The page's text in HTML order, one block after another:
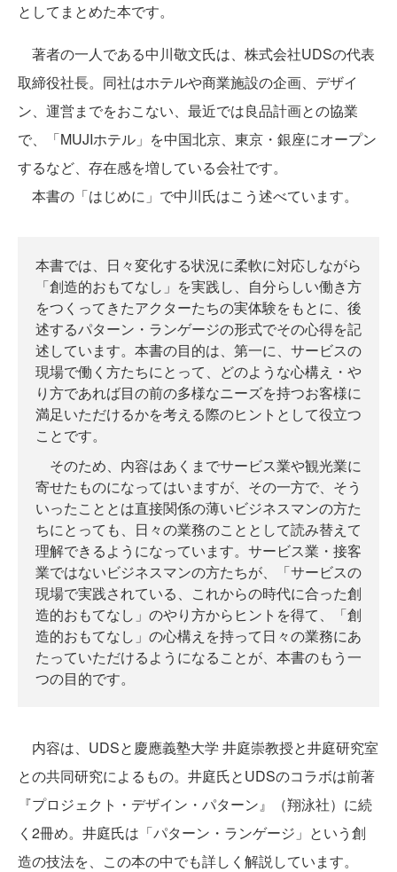
としてまとめた本です。
著者の一人である中川敬文氏は、株式会社UDSの代表
取締役社長。同社はホテルや商業施設の企画、デザイ
ン、運営までをおこない、最近では良品計画との協業
で、「MUJIホテル」を中国北京、東京・銀座にオープン
するなど、存在感を増している会社です。
本書の「はじめに」で中川氏はこう述べています。
本書では、日々変化する状況に柔軟に対応しながら
「創造的おもてなし」を実践し、自分らしい働き方
をつくってきたアクターたちの実体験をもとに、後
述するパターン・ランゲージの形式でその心得を記
述しています。本書の目的は、第一に、サービスの
現場で働く方たちにとって、どのような心構え・や
り方であれば目の前の多様なニーズを持つお客様に
満足いただけるかを考える際のヒントとして役立つ
ことです。
そのため、内容はあくまでサービス業や観光業に
寄せたものになってはいますが、その一方で、そう
いったこととは直接関係の薄いビジネスマンの方た
ちにとっても、日々の業務のこととして読み替えて
理解できるようになっています。サービス業・接客
業ではないビジネスマンの方たちが、「サービスの
現場で実践されている、これからの時代に合った創
造的おもてなし」のやり方からヒントを得て、「創
造的おもてなし」の心構えを持って日々の業務にあ
たっていただけるようになることが、本書のもう一
つの目的です。
内容は、UDSと慶應義塾大学 井庭崇教授と井庭研究室
との共同研究によるもの。井庭氏とUDSのコラボは前著
『プロジェクト・デザイン・パターン』（翔泳社）に続
く2冊め。井庭氏は「パターン・ランゲージ」という創
造の技法を、この本の中でも詳しく解説しています。